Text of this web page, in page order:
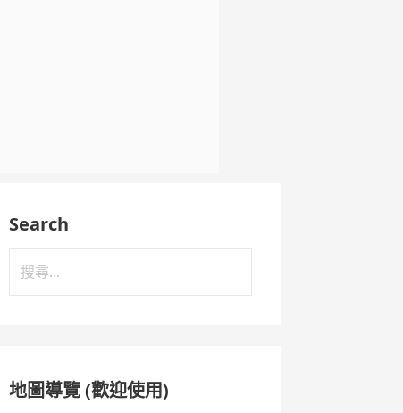
Search
尋
地圖導覽 (歡迎使用)